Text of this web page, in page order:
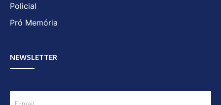
Policial
Pró Memória
NEWSLETTER